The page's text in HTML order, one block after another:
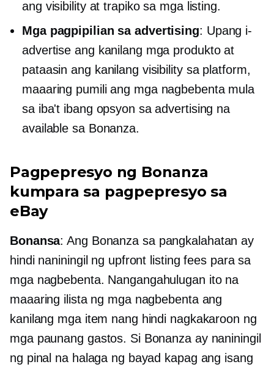
ang visibility at trapiko sa mga listing.
Mga pagpipilian sa advertising: Upang i-
advertise ang kanilang mga produkto at
pataasin ang kanilang visibility sa platform,
maaaring pumili ang mga nagbebenta mula
sa iba't ibang opsyon sa advertising na
available sa Bonanza.
Pagpepresyo ng Bonanza
kumpara sa pagpepresyo sa
eBay
Bonansa: Ang Bonanza sa pangkalahatan ay
hindi naniningil ng upfront listing fees para sa
mga nagbebenta. Nangangahulugan ito na
maaaring ilista ng mga nagbebenta ang
kanilang mga item nang hindi nagkakaroon ng
mga paunang gastos. Si Bonanza ay naniningil
ng pinal na halaga ng bayad kapag ang isang